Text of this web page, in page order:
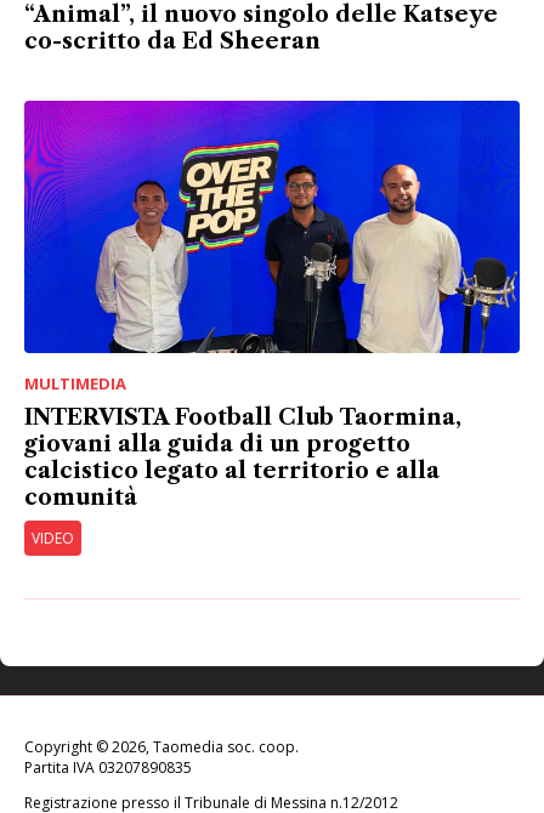
“Animal”, il nuovo singolo delle Katseye
co-scritto da Ed Sheeran
MULTIMEDIA
INTERVISTA Football Club Taormina,
giovani alla guida di un progetto
calcistico legato al territorio e alla
comunità
VIDEO
Copyright © 2026, Taomedia soc. coop.
Partita IVA 03207890835
Registrazione presso il Tribunale di Messina n.12/2012